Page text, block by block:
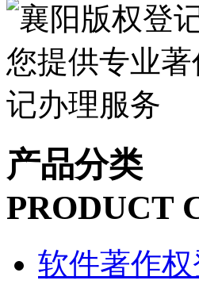
产品分类
PRODUCT
软件著作